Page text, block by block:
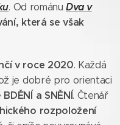
. Od románuDva v
která sevšak
v roce 2020. Každá
je dobré pro orientaci
a SNĚNÍ. Čtenář
rozpoložení